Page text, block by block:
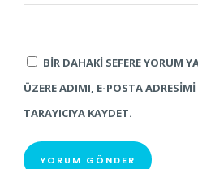
BIR DAHAKI SEFERE YORUM
ÜZERE ADIMI, E-POSTA
TARAYICIYA KAYDET.